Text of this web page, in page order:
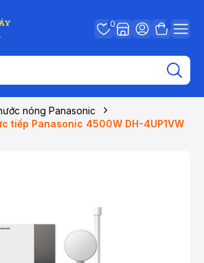
0
nóng Panasonic
tiếp Panasonic 4500W DH-4UP1VW